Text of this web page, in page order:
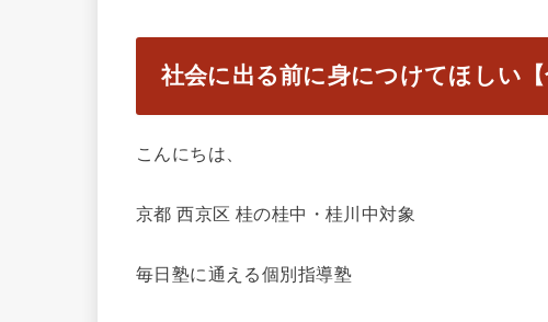
社会に出る前に身につけてほしい【
こんにちは、
京都 西京区 桂の桂中・桂川中対象
毎日塾に通える個別指導塾